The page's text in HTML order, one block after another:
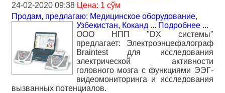
24-02-2020 09:38 Цена: 1 сўм
Продам, предлагаю: Медицинское оборудование,
Узбекистан, Коканд ... Подробнее ...
ООО НПП "DX системы"
предлагает: Электроэнцефалограф
Braintest для исследования
электрической активности
головного мозга с функциями ЭЭГ-
видеомониторинга и исследования
вызванных потенциалов.